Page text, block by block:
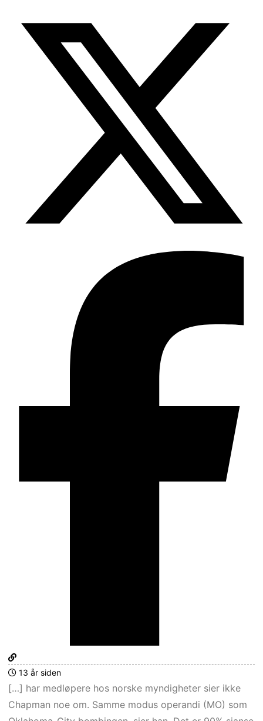
13 år siden
[…] har medløpere hos norske myndigheter sier ikke
Chapman noe om. Samme modus operandi (MO) som